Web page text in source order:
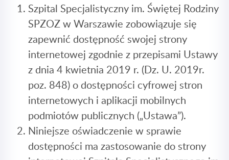
Szpital Specjalistyczny im. Świętej Rodziny
SPZOZ w Warszawie zobowiązuje się
zapewnić dostępność swojej strony
internetowej zgodnie z przepisami Ustawy
z dnia 4 kwietnia 2019 r. (Dz. U. 2019r.
poz. 848) o dostępności cyfrowej stron
internetowych i aplikacji mobilnych
podmiotów publicznych („Ustawa”).
Niniejsze oświadczenie w sprawie
dostępności ma zastosowanie do strony